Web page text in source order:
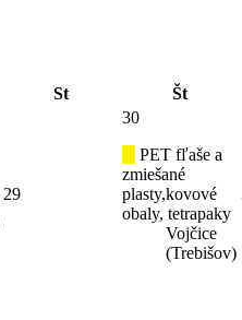
St Št
29
30
PET fľaše a
zmiešané
plasty,kovové
obaly, tetrapaky
Vojčice
(Trebišov)